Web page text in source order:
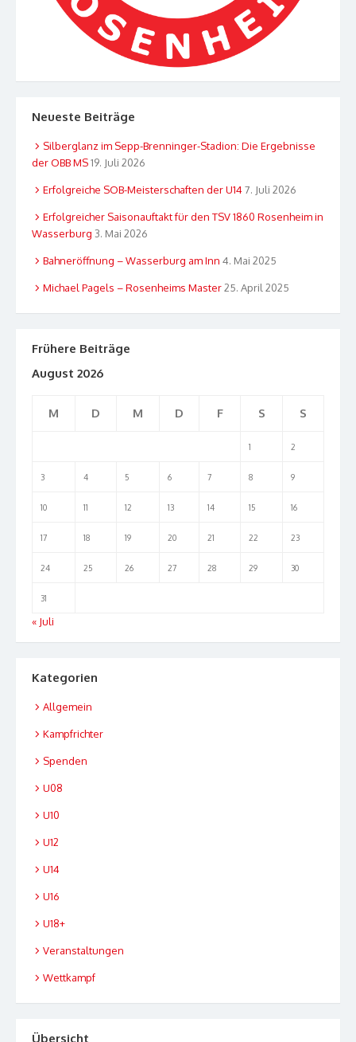
Neueste Beiträge
Silberglanz im Sepp-Brenninger-Stadion: Die Ergebnisse
der OBB MS19. Juli 2026
Erfolgreiche SOB-Meisterschaften der U14 7. Juli 2026
Erfolgreicher Saisonauftakt für den TSV 1860 Rosenheim in
Wasserburg 3. Mai 2026
Bahneröffnung – Wasserburg am Inn 4. Mai 2025
Michael Pagels – Rosenheims Master25. April 2025
Frühere Beiträge
August 2026
M D M D F S S
1 2
3 4 5 6 7 8 9
10 11 12 13 14 15 16
17 18 19 20 21 22 23
24 25 26 27 28 29 30
31
« Juli
Kategorien
Allgemein
Kampfrichter
Spenden
U08
U10
U12
U14
U16
U18+
Veranstaltungen
Wettkampf
Übersicht